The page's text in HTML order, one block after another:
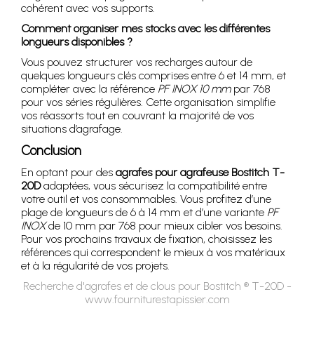
cohérent avec vos supports.
Comment organiser mes stocks avec les différentes
longueurs disponibles ?
Vous pouvez structurer vos recharges autour de
quelques longueurs clés comprises entre 6 et 14 mm, et
compléter avec la référence PF INOX 10 mmpar 768
pour vos séries régulières. Cette organisation simplifie
vos réassorts tout en couvrant la majorité de vos
situations d’agrafage.
Conclusion
En optant pour des agrafes pour agrafeuse Bostitch T-
20Dadaptées, vous sécurisez la compatibilité entre
votre outil et vos consommables. Vous profitez d’une
plage de longueurs de 6 à 14 mm et d’une variante PF
INOXde 10 mm par 768 pour mieux cibler vos besoins.
Pour vos prochains travaux de fixation, choisissez les
références qui correspondent le mieux à vos matériaux
et à la régularité de vos projets.
Recherche d'agrafes et de clous pour Bostitch ® T-20D -
www.fourniturestapissier.com